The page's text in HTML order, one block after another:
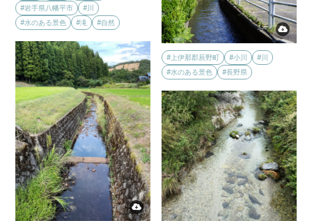
#岩手県八幡平市
#川
#水のある景色
#滝 #自然
#上伊那郡辰野町 #小川
#川
#水のある景色
#長野県